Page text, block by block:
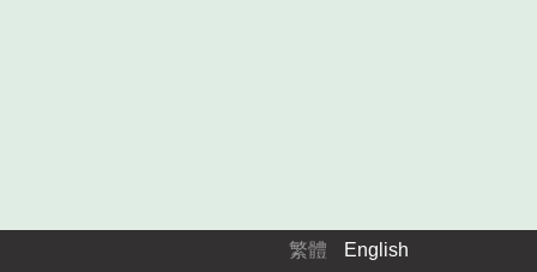
繁體 English